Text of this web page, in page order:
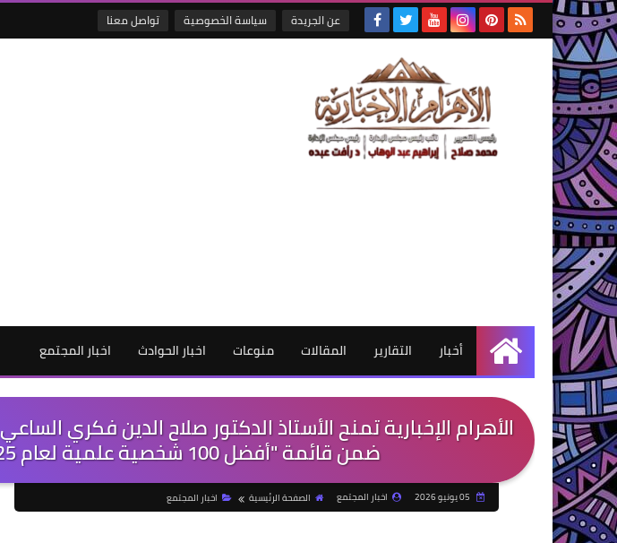
عن الجريدة سياسة الخصوصية تواصل معنا
الرئيسية
أخبار التقارير المقالات منوعات اخبار الحوادث اخبار المجتمع
الأهرام الإخبارية تمنح الأستاذ الدكتور صلاح الدين فكري
ضمن قائمة "أفضل 100 شخصية علمية لعام 2025"
اخبار المجتمع الصفحة الرئيسية اخبار المجتمع